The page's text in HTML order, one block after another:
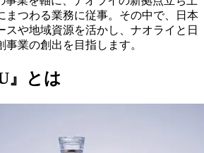
まつわる業務に従事。その中で、日本
スや地域資源を活かし、ナオライと日
業の創出を目指します。
』とは